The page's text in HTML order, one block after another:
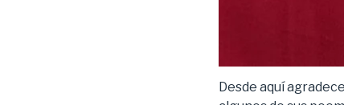
Desde aquí